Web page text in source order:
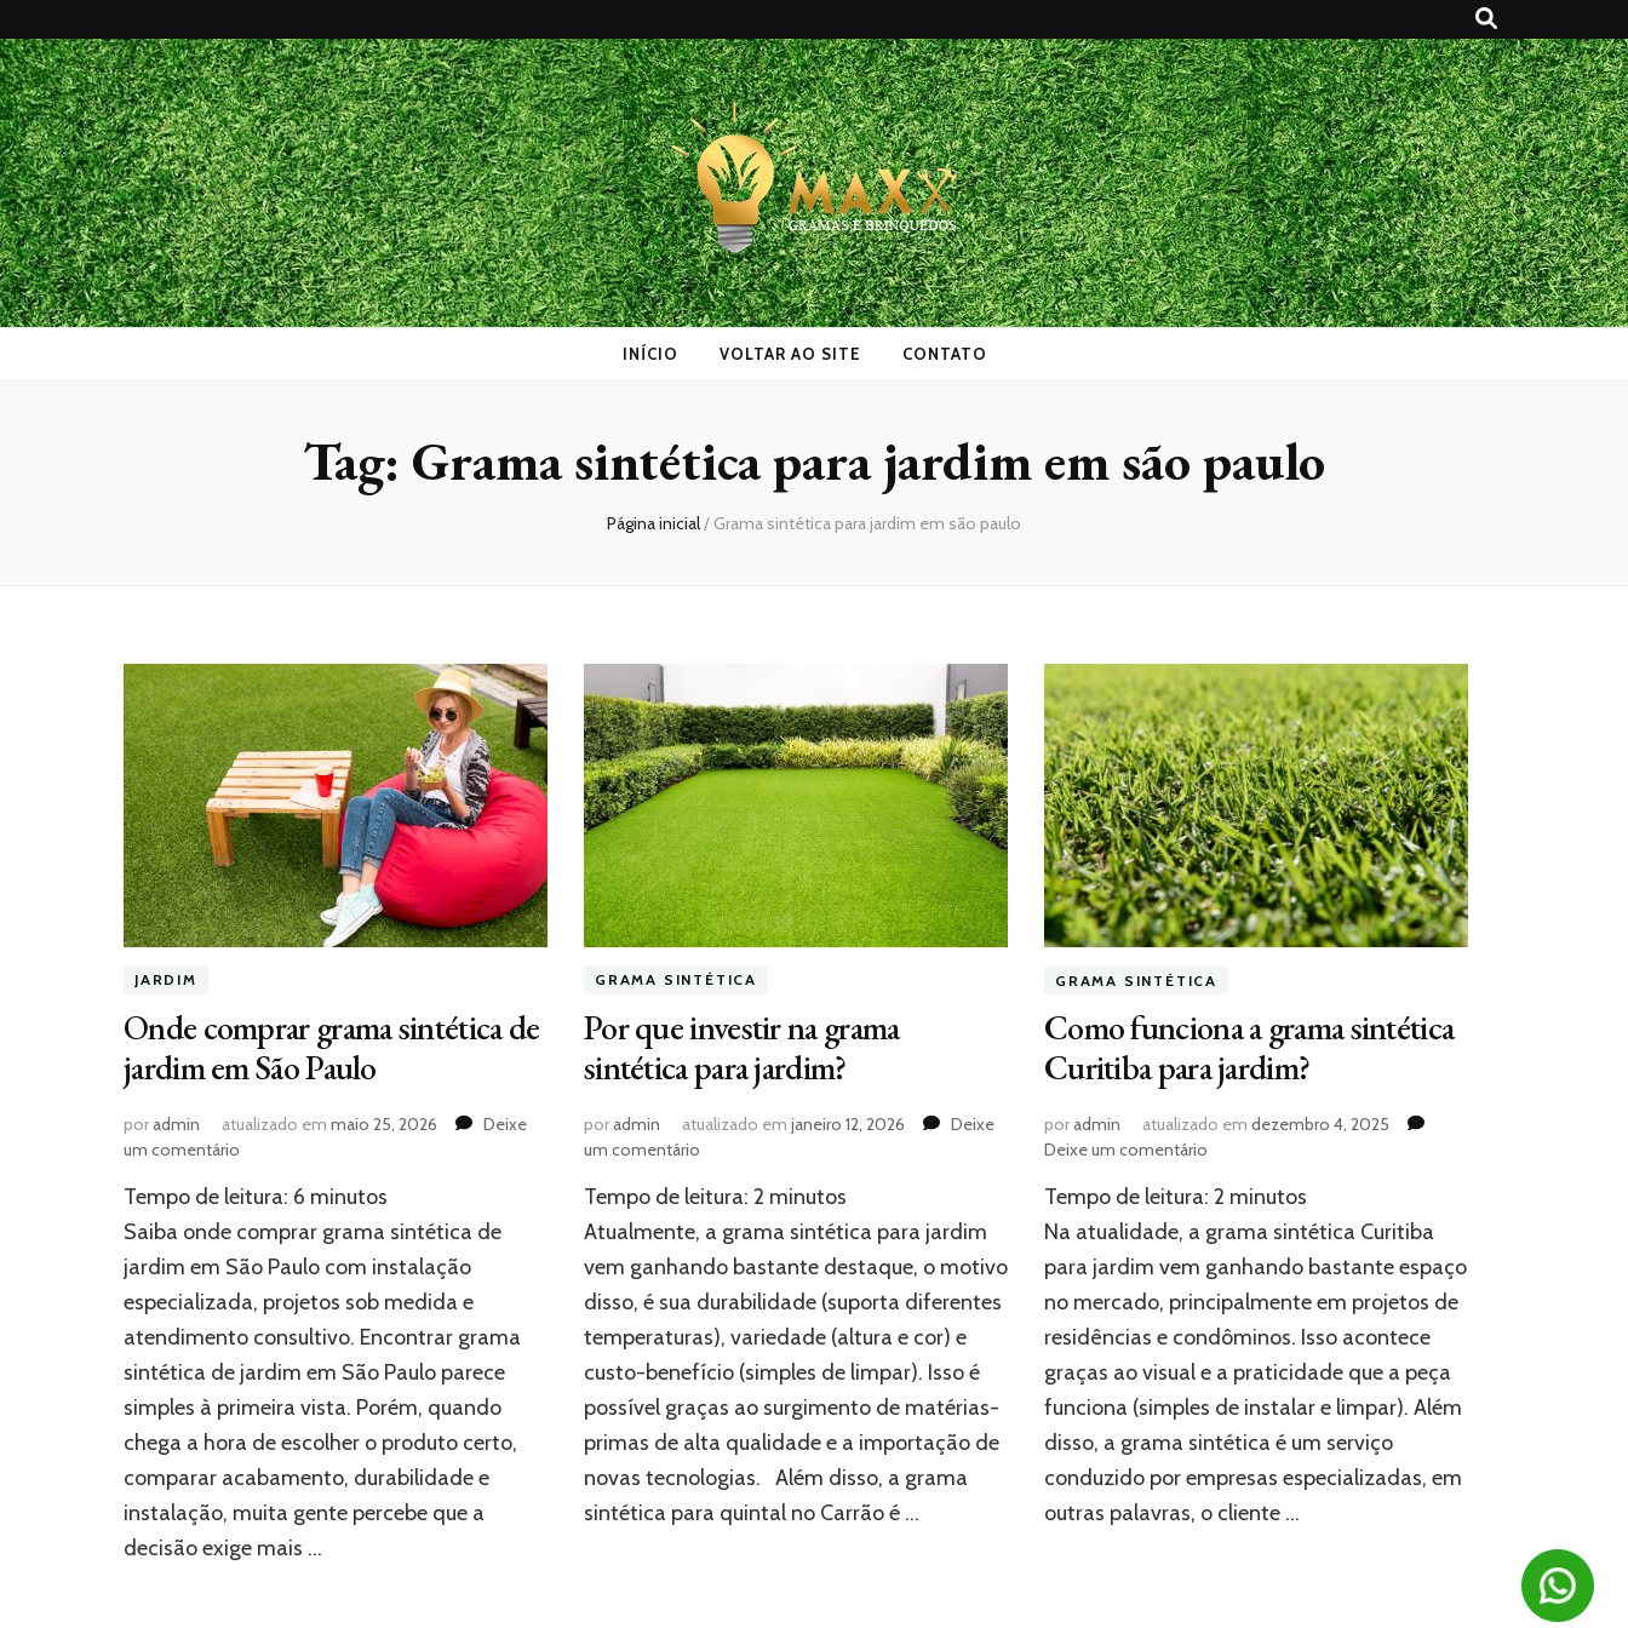
Maxx Gramas
Blog
INÍCIO VOLTAR AO SITE CONTATO
Tag: Grama sintética para jardim em são paulo
Página inicial/ Grama sintética para jardim em são paulo
JARDIM
Onde comprar grama sintética de
jardim em São Paulo
poradmin atualizado em maio 25, 2026
Deixe
um comentário
comprar
grama
sintética
de
jardim
São
Paulo
Tempo de leitura: 6 minutos
Saiba onde comprar grama sintética de
jardim em São Paulo com instalação
especializada, projetos sob medida e
atendimento consultivo. Encontrar grama
sintética de jardim em São Paulo parece
simples à primeira vista. Porém, quando
chega a hora de escolher o produto certo,
comparar acabamento, durabilidade e
instalação, muita gente percebe que a
decisão exige mais …
GRAMA SINTÉTICA
Por que investir na grama
sintética para jardim?
poradmin atualizado em janeiro 12, 2026
Deixe
um comentárioem
que
investir
grama
sintética
para
jardim?
Tempo de leitura: 2 minutos
Atualmente, a grama sintética para jardim
vem ganhando bastante destaque, o motivo
disso, é sua durabilidade (suporta diferentes
temperaturas), variedade (altura e cor) e
custo-benefício (simples de limpar). Isso é
possível graças ao surgimento de matérias-
primas de alta qualidade e a importação de
novas tecnologias. Além disso, a grama
sintética para quintal no Carrão é …
GRAMA SINTÉTICA
Como funciona a grama sintética
Curitiba para jardim?
poradmin atualizado em dezembro 4, 2025
Deixe um comentárioem
funciona
a
grama
sintética
Curitiba
para
jardim?
Tempo de leitura: 2 minutos
Na atualidade, a grama sintética Curitiba
para jardim vem ganhando bastante espaço
no mercado, principalmente em projetos de
residências e condôminos. Isso acontece
graças ao visual e a praticidade que a peça
funciona (simples de instalar e limpar). Além
disso, a grama sintética é um serviço
conduzido por empresas especializadas, em
outras palavras, o cliente …